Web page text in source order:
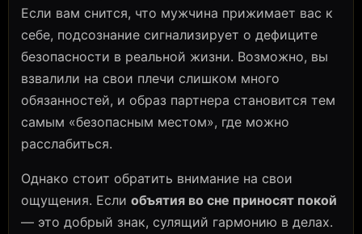
Если вам снится, что мужчина прижимает вас к
себе, подсознание сигнализирует о дефиците
безопасности в реальной жизни. Возможно, вы
взвалили на свои плечи слишком много
обязанностей, и образ партнера становится тем
самым «безопасным местом», где можно
расслабиться.
Однако стоит обратить внимание на свои
ощущения. Если объятия во сне приносят покой
— это добрый знак, сулящий гармонию в делах.